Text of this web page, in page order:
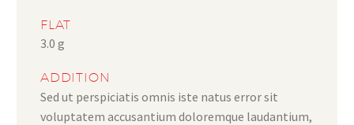
FLAT
3.0 g
ADDITION
Sed ut perspiciatis omnis iste natus error sit
voluptatem accusantium doloremque laudantium,